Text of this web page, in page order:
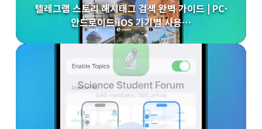
텔레그램 스토리 해시태그 검색 완벽 가이드 | PC·
안드로이드·iOS 기기별 사용…